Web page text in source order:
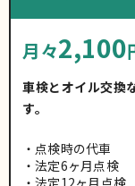
月々2,100
車検とオイル交換
す。
点検時の代車
法定6ヶ月点検
法定12ヶ月点検